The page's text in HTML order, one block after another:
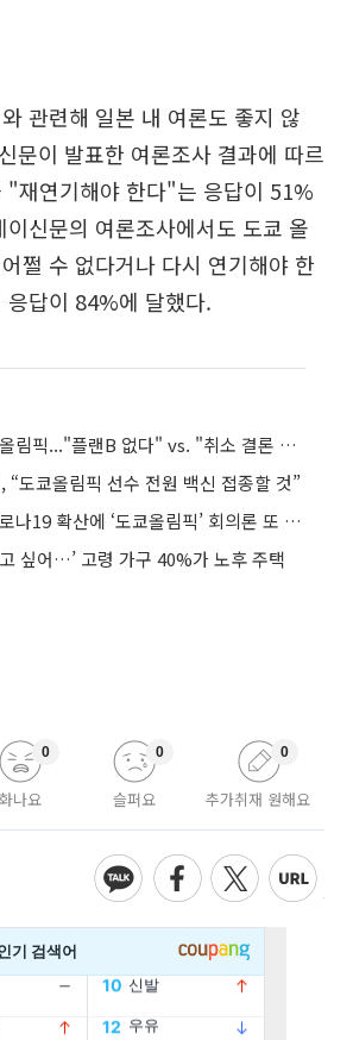
관련해 일본 내 여론도 좋지 않
문이 발표한 여론조사 결과에 따르
"재연기해야 한다"는 응답이 51%
신문의 여론조사에서도 도쿄 올
쩔 수 없다거나 다시 연기해야 한
응답이 84%에 달했다.
갈피 못 잡는 도쿄올림픽..."플랜B 없다" vs. "취소 결론 내렸다"
“도쿄올림픽 선수 전원 백신 접종할 것”
일본, 속수무책 코로나19 확산에 ‘도쿄올림픽’ 회의론 또 부상
싶어…’ 고령 가구 40%가 노후 주택
화나요
0
슬퍼요
0
추가취재 원해요
0